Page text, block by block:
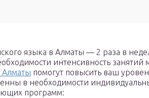
языка в Алматы — 2 раза в
интенсивность занятий
Алматы помогут повысить ваш
в необходимости
программ: